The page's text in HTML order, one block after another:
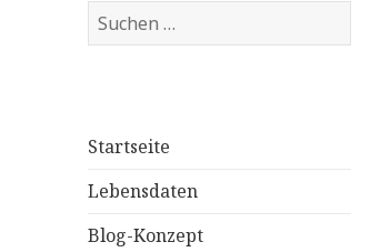
Suchen
nach:
Startseite
Lebensdaten
Blog-Konzept